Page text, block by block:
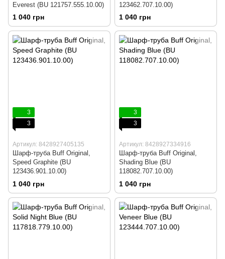
Everest (BU 121757.555.10.00)
1 040 грн
123462.707.10.00)
1 040 грн
3
3
Артикул: 8428927405135
Шарф-труба Buff Original,
Speed Graphite (BU
123436.901.10.00)
1 040 грн
3
3
Артикул: 8428927334916
Шарф-труба Buff Original,
Shading Blue (BU
118082.707.10.00)
1 040 грн